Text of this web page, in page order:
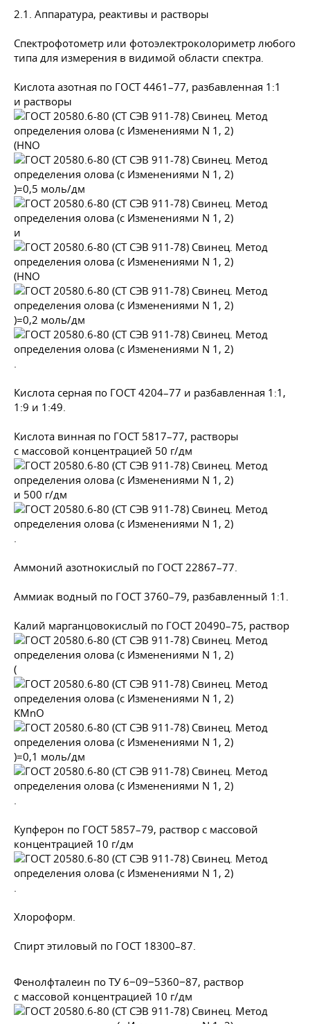
2.1. Аппаратура, реактивы и растворы
Спектрофотометр или фотоэлектроколориметр любого
типа для измерения в видимой области спектра.
Кислота азотная по ГОСТ 4461–77, разбавленная 1:1
и растворы
(HNO
)=0,5 моль/дм
и
(HNO
)=0,2 моль/дм
.
Кислота серная по ГОСТ 4204–77 и разбавленная 1:1,
1:9 и 1:49.
Кислота винная по ГОСТ 5817–77, растворы
с массовой концентрацией 50 г/дм
и 500 г/дм
.
Аммоний азотнокислый по ГОСТ 22867–77.
Аммиак водный по ГОСТ 3760–79, разбавленный 1:1.
Калий марганцовокислый по ГОСТ 20490–75, раствор
(
KMnO
)=0,1 моль/дм
.
Купферон по ГОСТ 5857–79, раствор с массовой
концентрацией 10 г/дм
.
Хлороформ.
Спирт этиловый по ГОСТ 18300–87.
Фенолфталеин по ТУ 6−09−5360−87, раствор
с массовой концентрацией 10 г/дм